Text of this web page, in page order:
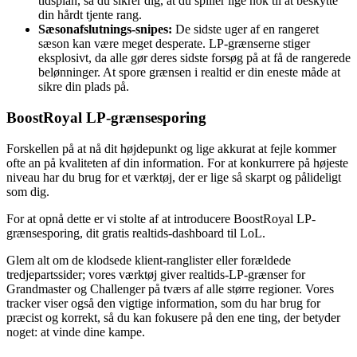
din hårdt tjente rang.
Sæsonafslutnings-snipes: De sidste uger af en rangeret
sæson kan være meget desperate. LP-grænserne stiger
eksplosivt, da alle gør deres sidste forsøg på at få de rangerede
belønninger. At spore grænsen i realtid er din eneste måde at
sikre din plads på.
BoostRoyal LP-grænsesporing
Forskellen på at nå dit højdepunkt og lige akkurat at fejle kommer
ofte an på kvaliteten af din information. For at konkurrere på højeste
niveau har du brug for et værktøj, der er lige så skarpt og pålideligt
som dig.
For at opnå dette er vi stolte af at introducere BoostRoyal LP-
grænsesporing, dit gratis realtids-dashboard til LoL.
Glem alt om de klodsede klient-ranglister eller forældede
tredjepartssider; vores værktøj giver realtids-LP-grænser for
Grandmaster og Challenger på tværs af alle større regioner. Vores
tracker viser også den vigtige information, som du har brug for
præcist og korrekt, så du kan fokusere på den ene ting, der betyder
noget: at vinde dine kampe.